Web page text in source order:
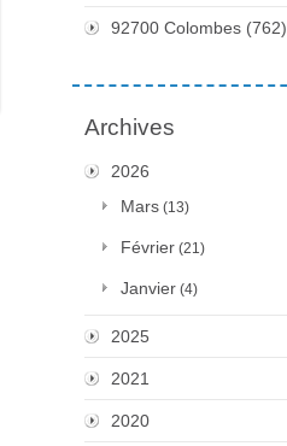
92700 Colombes (762)
Archives
2026
Mars (13)
Février (21)
Janvier (4)
2025
2021
2020